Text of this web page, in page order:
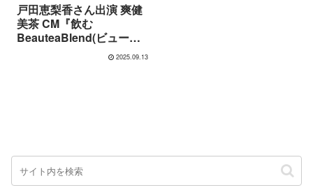
戸田恵梨香さん出演 爽健
美茶 CM『飲む
BeauteaBlend(ビューテ
ィーブレンド)』篇
2025.09.13